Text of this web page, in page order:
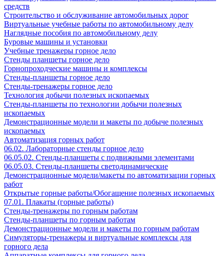
средств
Строительство и обслуживание автомобильных дорог
Виртуальные учебные работы по автомобильному делу
Наглядные пособия по автомобильному делу
Буровые машины и установки
Учебные тренажеры горное дело
Стенды планшеты горное дело
Горнопроходческие машины и комплексы
Стенды-планшеты горное дело
Стенды-тренажеры горное дело
Технология добычи полезных ископаемых
Стенды-планшеты по технологии добычи полезных
ископаемых
Демонстрационные модели и макеты по добыче полезных
ископаемых
Автоматизация горных работ
06.02. Лабораторные стенды горное дело
06.05.02. Стенды-планшеты с подвижными элементами
06.05.03. Стенды-планшеты светодинамические
Демонстрационные модели/макеты по автоматизации горных
работ
Открытые горные работы/Обогащение полезных ископаемых
07.01. Плакаты (горные работы)
Стенды-тренажеры по горным работам
Стенды-планшеты по горным работам
Демонстрационные модели и макеты по горным работам
Симуляторы-тренажеры и виртуальные комплексы для
горного дела